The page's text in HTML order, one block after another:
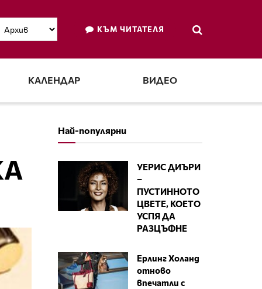
КЪМ ЧИТАТЕЛЯ
КАЛЕНДАР ВИДЕО
Най-популярни
УЕРИС ДИЪРИ
–
ПУСТИННОТО
ЦВЕТЕ, КОЕТО
УСПЯ ДА
РАЗЦЪФНЕ
Ерлинг Холанд
отново
впечатли с